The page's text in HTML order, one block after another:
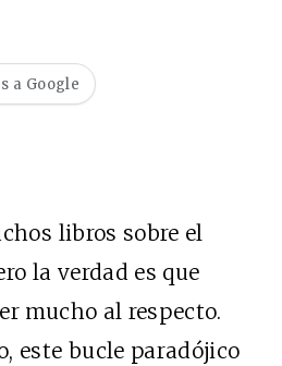
a Google
libros sobre el
la verdad es que
mucho al respecto.
este bucle paradójico